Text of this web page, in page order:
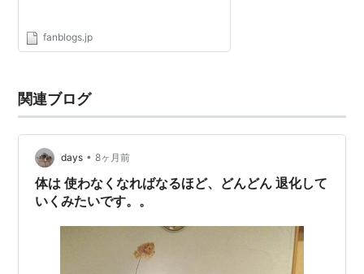
fanblogs.jp
関連ブログ
days • 8ヶ月前
体は 使わなくなればなるほど、どんどん 退化して
いくみたいです。。